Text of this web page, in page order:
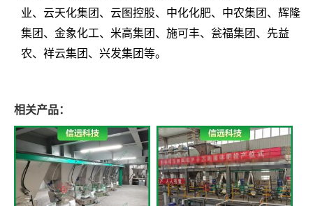
业、云天化集团、云图控股、中化化肥、中农集团、辉隆
集团、金象化工、米高集团、施可丰、瓮福集团、先益
农、祥云集团、兴发集团等。
相关产品：